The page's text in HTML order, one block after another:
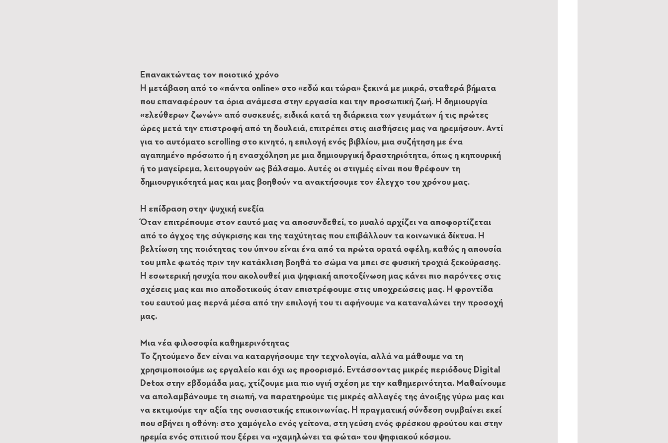
Επανακτώντας τον ποιοτικό χρόνο
Η μετάβαση από το «πάντα online» στο «εδώ και τώρα» ξεκινά με μικρά, σταθερά βήματα
που επαναφέρουν τα όρια ανάμεσα στην εργασία και την προσωπική ζωή. Η δημιουργία
«ελεύθερων ζωνών» από συσκευές, ειδικά κατά τη διάρκεια των γευμάτων ή τις πρώτες
ώρες μετά την επιστροφή από τη δουλειά, επιτρέπει στις αισθήσεις μας να ηρεμήσουν. Αντί
για το αυτόματο scrolling στο κινητό, η επιλογή ενός βιβλίου, μια συζήτηση με ένα
αγαπημένο πρόσωπο ή η ενασχόληση με μια δημιουργική δραστηριότητα, όπως η κηπουρική
ή το μαγείρεμα, λειτουργούν ως βάλσαμο. Αυτές οι στιγμές είναι που θρέφουν τη
δημιουργικότητά μας και μας βοηθούν να ανακτήσουμε τον έλεγχο του χρόνου μας.
Η επίδραση στην ψυχική ευεξία
Όταν επιτρέπουμε στον εαυτό μας να αποσυνδεθεί, το μυαλό αρχίζει να αποφορτίζεται
από το άγχος της σύγκρισης και της ταχύτητας που επιβάλλουν τα κοινωνικά δίκτυα. Η
βελτίωση της ποιότητας του ύπνου είναι ένα από τα πρώτα ορατά οφέλη, καθώς η απουσία
του μπλε φωτός πριν την κατάκλιση βοηθά το σώμα να μπει σε φυσική τροχιά ξεκούρασης.
Η εσωτερική ησυχία που ακολουθεί μια ψηφιακή αποτοξίνωση μας κάνει πιο παρόντες στις
σχέσεις μας και πιο αποδοτικούς όταν επιστρέφουμε στις υποχρεώσεις μας. Η φροντίδα
του εαυτού μας περνά μέσα από την επιλογή του τι αφήνουμε να καταναλώνει την προσοχή
μας.
Μια νέα φιλοσοφία καθημερινότητας
Το ζητούμενο δεν είναι να καταργήσουμε την τεχνολογία, αλλά να μάθουμε να τη
χρησιμοποιούμε ως εργαλείο και όχι ως προορισμό. Εντάσσοντας μικρές περιόδους Digital
Detox στην εβδομάδα μας, χτίζουμε μια πιο υγιή σχέση με την καθημερινότητα. Μαθαίνουμε
να απολαμβάνουμε τη σιωπή, να παρατηρούμε τις μικρές αλλαγές της άνοιξης γύρω μας και
να εκτιμούμε την αξία της ουσιαστικής επικοινωνίας. H πραγματική σύνδεση συμβαίνει εκεί
που σβήνει η οθόνη: στο χαμόγελο ενός γείτονα, στη γεύση ενός φρέσκου φρούτου και στην
ηρεμία ενός σπιτιού που ξέρει να «χαμηλώνει τα φώτα» του ψηφιακού κόσμου.